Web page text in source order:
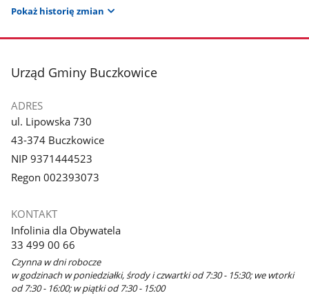
Pokaż historię zmian
stopka
Urząd Gminy Buczkowice
ADRES
ul. Lipowska 730
43-374 Buczkowice
NIP 9371444523
Regon 002393073
KONTAKT
Infolinia dla Obywatela
33 499 00 66
Czynna w dni robocze
w godzinach w poniedziałki, środy i czwartki od 7:30 - 15:30; we wtorki
od 7:30 - 16:00; w piątki od 7:30 - 15:00